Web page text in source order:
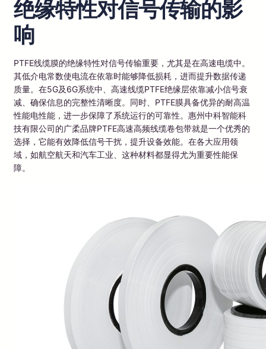
绝缘特性对信号传输的影
响
PTFE线缆膜的绝缘特性对信号传输重要，尤其是在高速电缆中。
其低介电常数使电流在依靠时能够降低损耗，进而提升数据传递
质量。在5G及6G系统中、高速线缆PTFE绝缘层依靠减小信号衰
减、确保信息的完整性清晰度。同时、PTFE膜具备优异的耐高温
性能电性能，进一步保障了系统运行的可靠性。惠州中科智能科
技有限公司的广柔品牌PTFE高速高频线缆卷包带就是一个优秀的
选择，它能有效降低信号干扰，提升设备效能。在各大应用领
域，如航空航天和汽车工业、这种材料都显得尤为重要性能保
障。